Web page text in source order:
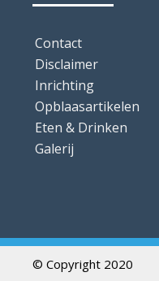
Contact
Disclaimer
Inrichting
Opblaasartikelen
Eten & Drinken
Galerij
© Copyright 2020